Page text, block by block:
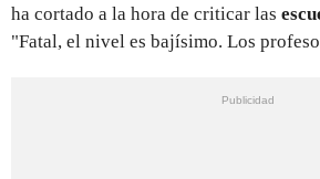
ha cortado a la hora de criticar las
"Fatal, el nivel es bajísimo. Los